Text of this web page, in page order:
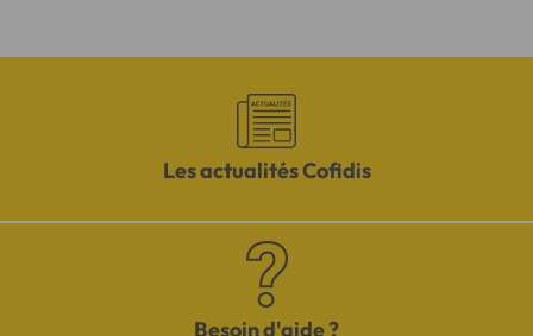
Les actualités Cofidis
Besoin d'aide ?